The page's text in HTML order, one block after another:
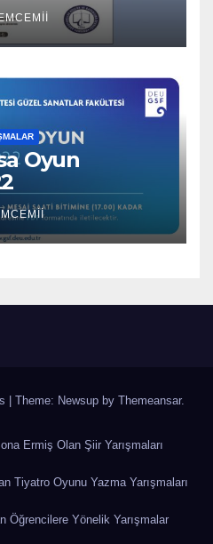
Oyun
Theme: Newsup by Themeansar.
Ermiş Olan Şiir Yarışmaları
Tiyatro Oyunu Yazma Yarışmaları
Öğrencilere Yönelik Yarışmalar